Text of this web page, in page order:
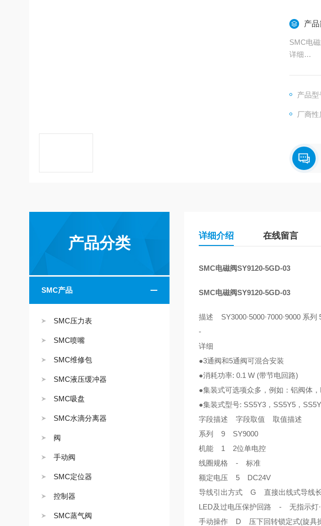
产
SMC电
详细
●集装式
产品型
厂商性
产品分类
SMC产品
SMC压力表
SMC喷嘴
SMC维修包
SMC液压缓冲器
SMC吸盘
SMC水滴分离器
阀
手动阀
SMC定位器
控制器
SMC蒸气阀
详细介绍 在线留言
SMC电磁阀SY9120-5GD-03
SMC电磁阀SY9120-5GD-03
描述 SY3000·5000·7000·9000 系
-
详细
●3通阀和5通阀可混合安装
●消耗功率: 0.1 W (带节电回路)
●集装式可选项众多，例如：铝阀体
●集装式型号: SS5Y3，SS5Y5，
字段描述 字段取值 取值描述
系列 9 SY9000
机能 1 2位单电控
线圈规格 - 标准
额定电压 5 DC24V
导线引出方式 G 直接出线式导线
LED及过电压保护回路 - 无指示灯·
手动操作 D 压下回转锁定式(旋具